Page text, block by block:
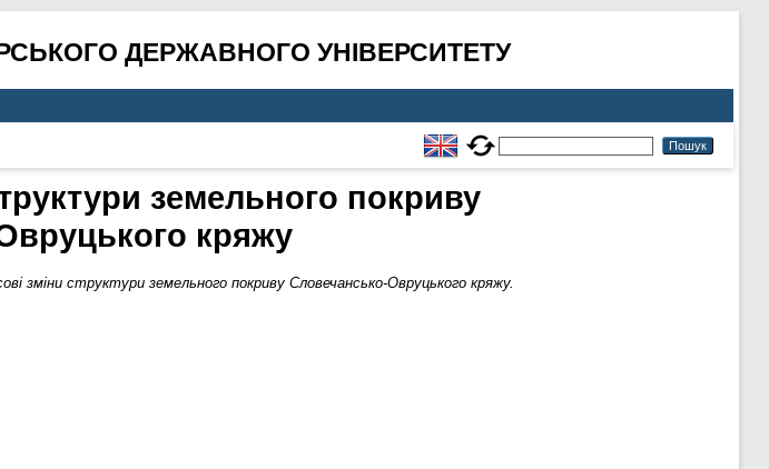
ДЕРЖАВНОГО УНІВЕРСИТЕТУ
земельного покриву
кряжу
зміни структури земельного покриву Словечансько-Овруцького кряжу.